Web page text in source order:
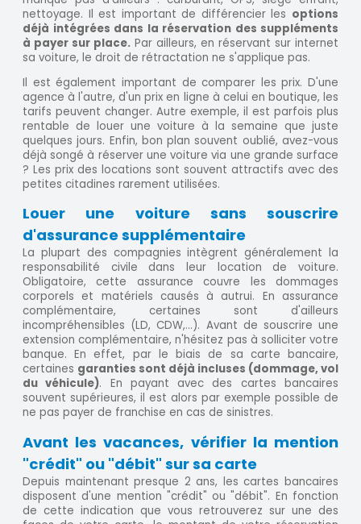
nettoyage. Il est important de différencier les options
déjà intégrées dans la réservation des suppléments
à payer sur place. Par ailleurs, en réservant sur internet
sa voiture, le droit de rétractation ne s'applique pas.
Il est également important de comparer les prix. D'une
agence à l'autre, d'un prix en ligne à celui en boutique, les
tarifs peuvent changer. Autre exemple, il est parfois plus
rentable de louer une voiture à la semaine que juste
quelques jours. Enfin, bon plan souvent oublié, avez-vous
déjà songé à réserver une voiture via une grande surface
? Les prix des locations sont souvent attractifs avec des
petites citadines rarement utilisées.
Louer une voiture sans souscrire
d'assurance supplémentaire
La plupart des compagnies intègrent généralement la
responsabilité civile dans leur location de voiture.
Obligatoire, cette assurance couvre les dommages
corporels et matériels causés à autrui. En assurance
complémentaire, certaines sont d'ailleurs
incompréhensibles (LD, CDW,...). Avant de souscrire une
extension complémentaire, n'hésitez pas à solliciter votre
banque. En effet, par le biais de sa carte bancaire,
certaines garanties sont déjà incluses (dommage, vol
du véhicule). En payant avec des cartes bancaires
souvent supérieures, il est alors par exemple possible de
ne pas payer de franchise en cas de sinistres.
Avant les vacances, vérifier la mention
"crédit" ou "débit" sur sa carte
Depuis maintenant presque 2 ans, les cartes bancaires
disposent d'une mention "crédit" ou "débit". En fonction
de cette indication que vous retrouverez sur une des